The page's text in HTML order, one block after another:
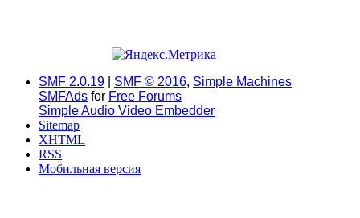
SMF 2.0.19 SMF © 2016, Simple Machines
SMFAds for Free Forums
Simple Audio Video Embedder
Sitemap
XHTML
RSS
Мобильная версия